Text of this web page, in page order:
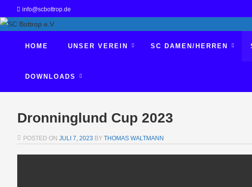
info@scbottrop.de
HOME UNSER VEREIN SC DAMEN/HERREN
DOWNLOADS
Dronninglund Cup 2023
POSTED ON JULI 7, 2023 BY THOMAS WALTMANN